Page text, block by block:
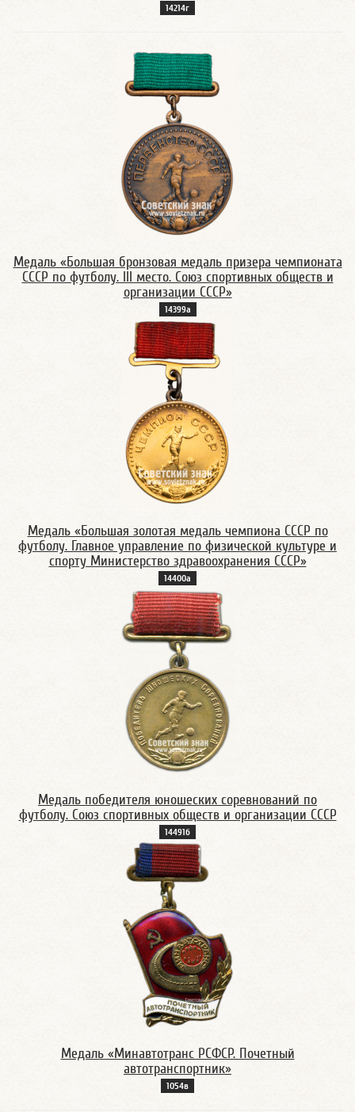
14214г
Медаль «Большая бронзовая медаль призера чемпионата
СССР по футболу. III место. Союз спортивных обществ и
организации СССР»
14399а
Медаль «Большая золотая медаль чемпиона СССР по
футболу. Главное управление по физической культуре и
спорту Министерство здравоохранения СССР»
14400а
Медаль победителя юношеских соревнований по
футболу. Союз спортивных обществ и организации СССР
14491б
Медаль «Минавтотранс РСФСР. Почетный
автотранспортник»
1054в